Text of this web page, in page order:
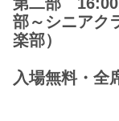
部～シニアク
楽部）
入場無料・全